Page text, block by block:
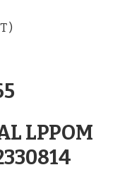
)
LPPOM